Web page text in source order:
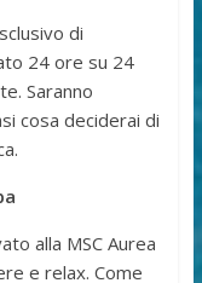
di
24 ore su 24
Saranno
cosa deciderai di
alla MSC Aurea
e relax. Come